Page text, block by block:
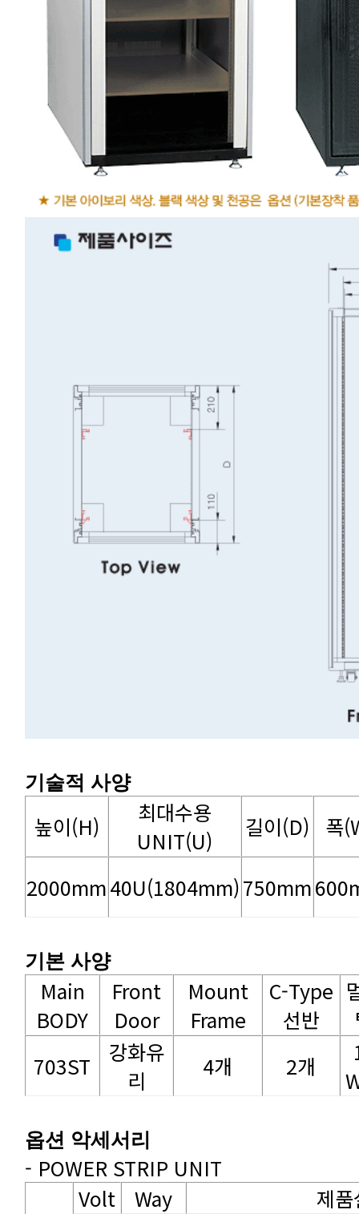
기술적 사양
높이(H) UNIT(U) 길이(D) 폭
2000mm40U(1804mm)750mm
기본 사양
BODY Door Frame 선반
703ST
리 4개 2개
옵션 악세서리
- POWER STRIP UNIT
Volt
Way 제